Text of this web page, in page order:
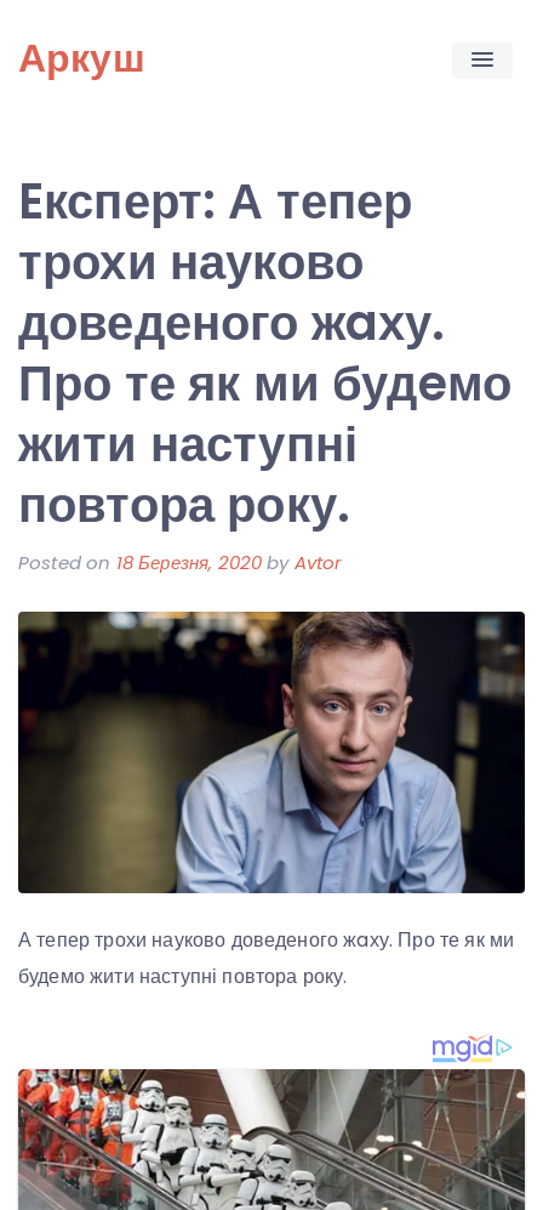
content
Аркуш
Eксперт: А тепер
трохи науково
доведеного жaху.
Про те як ми будeмо
жити наступні
повтора року.
Posted on 18 Березня, 2020byAvtor
А тепер трохи науково доведеного жaху. Про те як ми
будемо жити наступні повтора року.